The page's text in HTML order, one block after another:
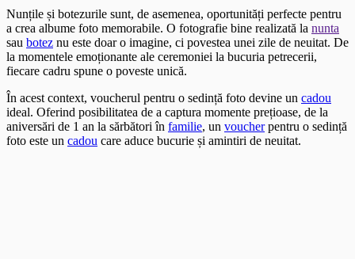
Nunțile și botezurile sunt, de asemenea, oportunități perfecte pentru
a crea albume foto memorabile. O fotografie bine realizată la nunta
sau botez nu este doar o imagine, ci povestea unei zile de neuitat. De
la momentele emoționante ale ceremoniei la bucuria petrecerii,
fiecare cadru spune o poveste unică.
În acest context, voucherul pentru o sedință foto devine un cadou
ideal. Oferind posibilitatea de a captura momente prețioase, de la
aniversări de 1 an la sărbători în familie, un voucherpentru o sedință
foto este un cadou care aduce bucurie și amintiri de neuitat.